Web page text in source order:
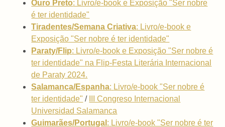
Ouro Preto: Livro/e-book e Exposição "Ser nobre
é ter identidade"
Tiradentes/Semana Criativa: Livro/e-book e
Exposição "Ser nobre é ter identidade"
Paraty/Flip: Livro/e-book e Exposição "Ser nobre é
ter identidade" na Flip-Festa Literária Internacional
de Paraty 2024.
Salamanca/Espanha: Livro/e-book "Ser nobre é
ter identidade" /
III Congreso Internacional
Universidad Salamanca
Guimarães/Portugal : Livro/e-book "Ser nobre é ter